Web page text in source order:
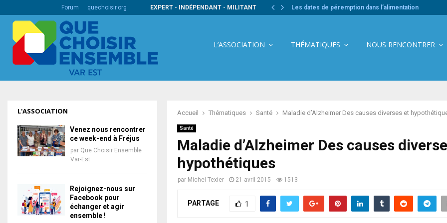
Forum quechoisir.org EXPERT - INDÉPENDANT - MILITANT
barres internationaux Les dates de péremption dans l’alimentation
L’ASSOCIATION THÉMATIQUES NOUS RENCONTRER
Accueil Thématiques Santé Maladie d’Alzheimer Des causes diverses et
Santé
Maladie d’Alzheimer Des causes
hypothétiques
par Michel Texier 21 avril 2015 1513
PARTAGE 1
L'ASSOCIATION
Venez nous rencontrer
ce week-end à Fréjus
par Que Choisir Ensemble
Var-Est
Rejoignez-nous sur
Facebook pour
échanger et agir
ensemble !